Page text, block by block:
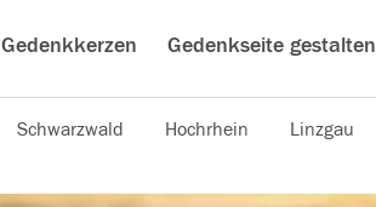
Gedenkkerzen Gedenkseite gestalten
Schwarzwald Hochrhein Linzgau